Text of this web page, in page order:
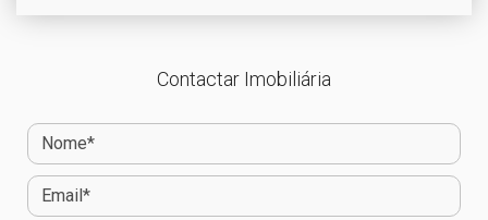
Contactar Imobiliária